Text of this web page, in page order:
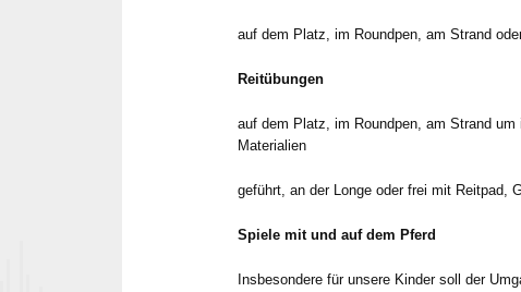
auf dem Platz, im Roundpen, am Strand
Reitübungen
auf dem Platz, im Roundpen, am Strand
Materialien
geführt, an der Longe oder frei mit Reitpad,
Spiele mit und auf dem Pferd
Insbesondere für unsere Kinder soll der